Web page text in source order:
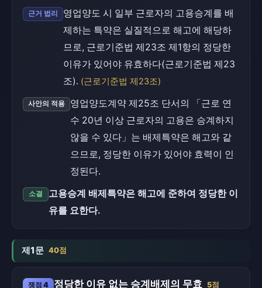
근거 법리
영업양도 시 일부 근로자의 고용승계를 배
제하는 특약은 실질적으로 해고에 해당하
므로, 근로기준법 제23조 제1항의 정당한
이유가 있어야 유효하다(근로기준법 제23
조). (근로기준법 제23조)
사안의 적용
영업양도계약 제25조 단서의 「근로 연
수 20년 이상 근로자의 고용은 승계하지
않을 수 있다」는 배제특약은 해고와 같
으므로, 정당한 이유가 있어야 효력이 인
정된다.
소결
고용승계 배제특약은 해고에 준하여 정당한 이
유를 요한다.
제1문 40점
쟁점 4 정당한 이유 없는 승계배제의 무효 5점